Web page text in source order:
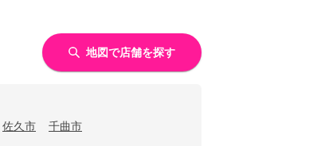
地図で店舗を探す
佐久市
千曲市